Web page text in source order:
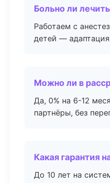
Больно ли
Работаем с
детей — адаптация
Можно ли в
Да, 0% на 6-12
партнёры, без
Какая гарантия
До 10 лет на